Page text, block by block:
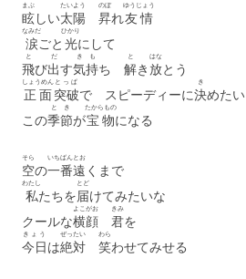
眩
まぶ
しい太陽
たいよう
昇
のぼ
れ友情
ゆうじょう
涙
なみだ
ごと 光
ひかり
にして
飛
と
び出
だ
す気
き
持
も
ち 解
と
き 放
はな
とう
正面
しょうめん
突破
とっぱ
で スピーディーに決
き
めたい
この季節
とき
が宝物
たからもの
になる
空
そら
の一番
いちばん
遠
とお
くまで
私
わたし
たちを届
とど
けてみたいな
クールな横顔
よこがお
君
きみ
を
今日
きょう
は絶対
ぜったい
笑
わら
わせてみせる